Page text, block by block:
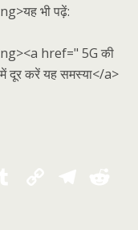
भी पढ़ें:
href=" 5G की
में दूर करें यह समस्या</a>